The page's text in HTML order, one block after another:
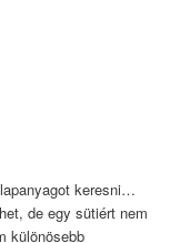
keresni…
de egy sütiért nem
különösebb